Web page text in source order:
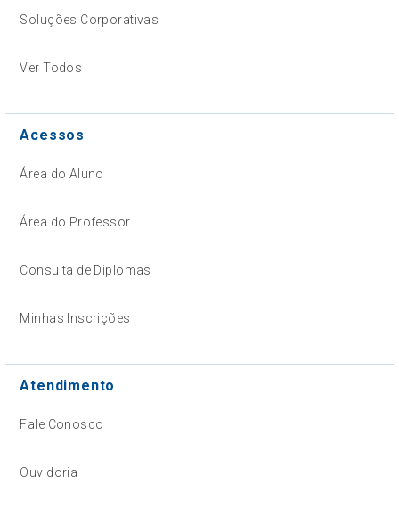
Soluções Corporativas
Ver Todos
Acessos
Área do Aluno
Área do Professor
Consulta de Diplomas
Minhas Inscrições
Atendimento
Fale Conosco
Ouvidoria